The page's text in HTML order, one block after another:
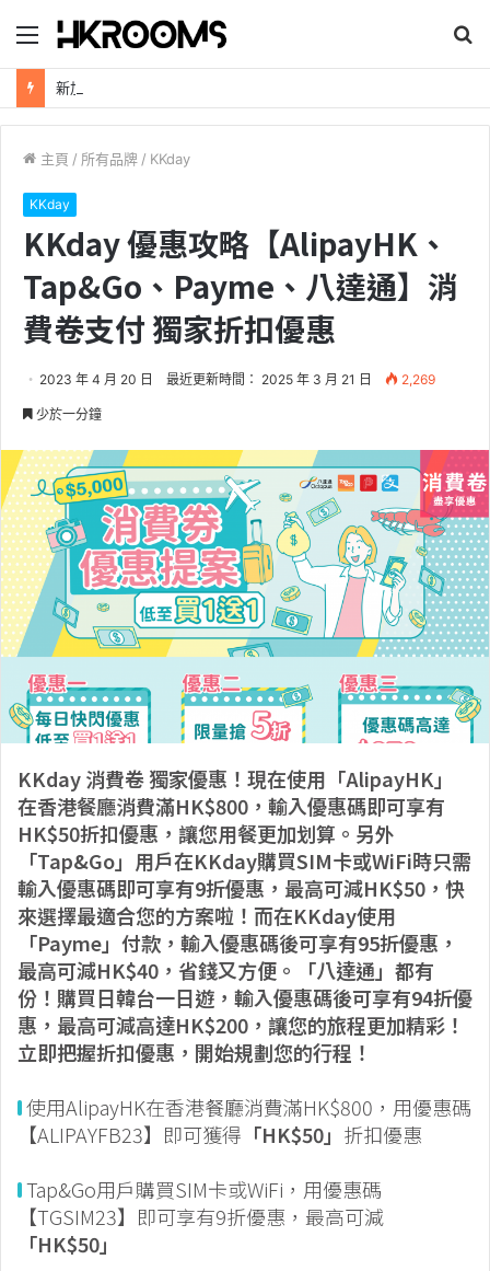
目
錄
尋
主頁 / 所有品牌 / KKday
KKday
KKday 優惠攻略【AlipayHK、
Tap&Go、Payme、八達通】消
費卷支付 獨家折扣優惠
2023 年 4 月 20 日 最近更新時間： 2025 年 3 月 21 日 2,269
少於一分鐘
KKday 消費卷 獨家優惠！現在使用「AlipayHK」
在香港餐廳消費滿HK$800，輸入優惠碼即可享有
HK$50折扣優惠，讓您用餐更加划算。另外
「Tap&Go」用戶在KKday購買SIM卡或WiFi時只需
輸入優惠碼即可享有9折優惠，最高可減HK$50，快
來選擇最適合您的方案啦！而在KKday使用
「Payme」付款，輸入優惠碼後可享有95折優惠，
最高可減HK$40，省錢又方便。「八達通」都有
份！購買日韓台一日遊，輸入優惠碼後可享有94折優
惠，最高可減高達HK$200，讓您的旅程更加精彩！
立即把握折扣優惠，開始規劃您的行程！
使用AlipayHK在香港餐廳消費滿HK$800，用優惠碼
【ALIPAYFB23】即可獲得 「HK$50」 折扣優惠
Tap&Go用戶購買SIM卡或WiFi，用優惠碼
【TGSIM23】即可享有9折優惠，最高可減
「HK$50」